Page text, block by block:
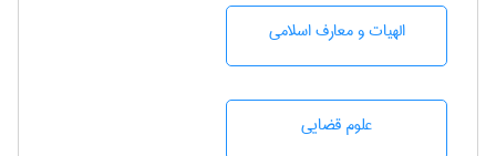
الهیات و معارف اسلامی
علوم قضایی